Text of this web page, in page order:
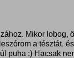
Mikor lobog,
a tésztát,
puha :) Hacsak